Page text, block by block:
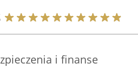
i finanse